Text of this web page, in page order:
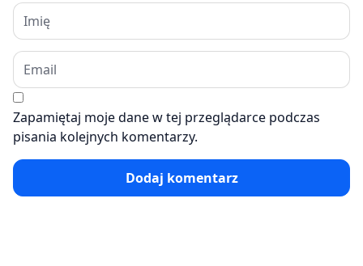
Zapamiętaj moje dane w tej przeglądarce podczas
pisania kolejnych komentarzy.
Dodaj komentarz